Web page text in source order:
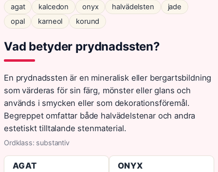
agat kalcedon onyx halvädelsten
jade
opal
karneol korund
Vad betyder prydnadssten?
En prydnadssten är en mineralisk eller bergartsbildning
som värderas för sin färg, mönster eller glans och
används i smycken eller som dekorationsföremål.
Begreppet omfattar både halvädelstenar och andra
estetiskt tilltalande stenmaterial.
Ordklass: substantiv
AGAT ONYX